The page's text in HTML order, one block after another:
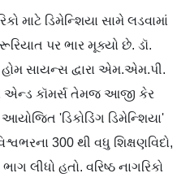
માટે ડિમેન્શિયા સામે લડવામાં
પર ભાર મૂક્યો છે. ડૉ.
સાયન્સ દ્વારા એમ.એમ.પી.
એન્ડ કૉમર્સ તેમજ આજી કેર
'ડિકોડિંગ ડિમેન્શિયા'
300 થી વધુ શિક્ષણવિદો,
લીધો હતો. વરિષ્ઠ નાગરિકો